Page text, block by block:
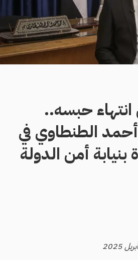
حبسه..
الطنطاوي في
أمن الدولة